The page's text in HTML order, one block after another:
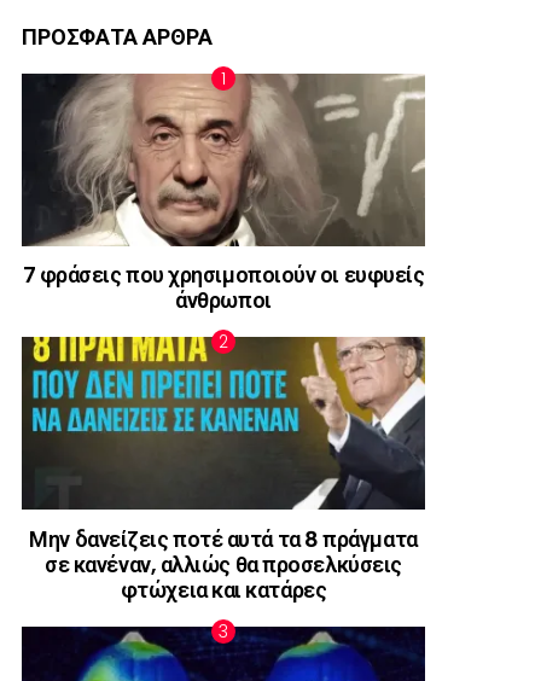
ΠΡΟΣΦΑΤΑ ΑΡΘΡΑ
7 φράσεις που χρησιμοποιούν οι ευφυείς
άνθρωποι
Μην δανείζεις ποτέ αυτά τα 8 πράγματα
σε κανέναν, αλλιώς θα προσελκύσεις
φτώχεια και κατάρες